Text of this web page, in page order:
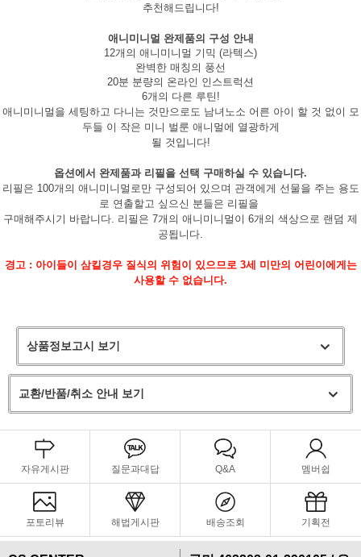
추천해드립니다!
애니미니멀 완제품의 구성 안내
12개의 애니미니멀 기믹 (라텍스)
완벽한 매칭의 풍선
20분 분량의 온라인 인스트럭션
6개의 다른 루틴!
애니미니멀을 세팅하고 다니는 것만으로도 남녀노소 어른 아이 할 것 없이 모
두들 이 작은 미니 벌룬 애니멀에 열광하게
될 것입니다!
옵션에서 완제품과 리필을 선택 구매하실 수 있습니다.
리필은 100개의 애니미니멀로만 구성되어 있으며 관객에게 선물을 주는 용도
로 연출할고 싶으신 분들은 리필을
구매해주시기 바랍니다. 리필은 7개의 애니미니멀이 6개의 색상으로 랜덤 제
공됩니다.
경고 : 아이들이 삼킬경우 질식의 위험이 있으므로 3세 미만의 어린이에게는
사용할 수 없습니다.
상품정보고시 보기
교환/반품/취소 안내 보기
자유게시판 질문과대답 Q&A 멤버쉽
포토리뷰 해법게시판 배송조회 기획전